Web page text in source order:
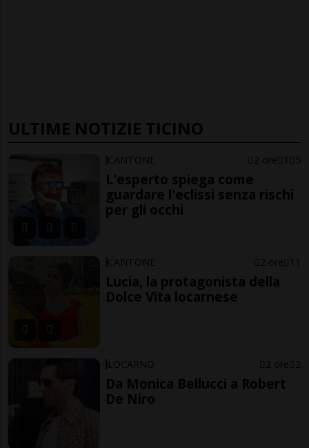
ULTIME NOTIZIE TICINO
CANTONE 2 ore 1 5
L'esperto spiega come
guardare l'eclissi senza rischi
per gli occhi
CANTONE 2 ore 11
Lucia, la protagonista della
Dolce Vita locarnese
LOCARNO 2 ore 2
Da Monica Bellucci a Robert
De Niro